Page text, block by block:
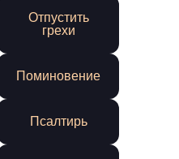
Отпустить
грехи
Поминовение
Псалтирь